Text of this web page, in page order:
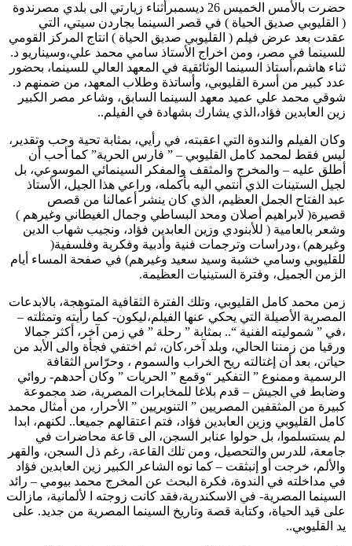
حضرت بالأمس الخميس 26 ديسمبرأثناء زيارتي الى بلدي مصرندوة
( القليوبي صديق الحياة ) في قصر السينما بجاردن سيتي، التي
عقدت بعد عرض فيلم ( القليوبي صديق الحياة ) انتاج المركز القومي
للسينما في مصر، ومن اخراج الأستاذ سامي محمد علي،وسيناريو د.
ثناء هاشم،أستاذ السينما الوثائقية في المعهد العالي للسينما، بحضور
عدد كبير من أسرة القليوبي، وأساتذة وطلاب المعهد، من ضمنهم د.
شوقي محمد علي عميد معهد السينما السابق، وشاعر مصر الكبير
زين العابدين فؤاد،الذي يشارك بشهادة في الفيلم..
وكان الفيلم والندوة التي اعقبته، في رأيي، بمثابة تحية وحب وتقدير،
ليس فقط لمحمد كامل القليوبي – ” فارس الحرية” كما أحب أن
أطلق عليه – والمخرج والمثقف والمفكر السينمائي الموسوعي، بل
لجيل الستينات الذي أنتمي اليه بأكمله، وراعي هذا الجيل، الأستاذ
عبد الفتاح الجمل العظيم، الذي كان ينشر أعمالنا من قصص
قصيرة( لابراهيم أصلان ومحد البساطي وجمال الغيطاني وغيرهم )
وشعر بالعامية ( للأبنودي وزين العابدين فؤاد، ونجيب شهاب الدين
وغيرهم) ،ودراسات وترجمات فنية وأدبية وفكرية وفلسفية(
للقليوبي وسامي خشبة وسيد سعيد وغيرهم) في صفحة المساء أيام
الزمن الجميل، وفترة الستينيات العظيمة.
زمن محمد كامل القليوبي، وتلك الفترة الثقافية المتوهجة، بالابدعات
المصرية الأصيلة التي يحكي عنها الفيلم،ليكون- كما رأيته وتمثلته –
،في ” شموليته الفنية “.. بمثابة ” رحلة ” في زمن آخر، أكثر جمالا
ورقيا من زمننا الحالي، وبلد آخر،كان، ثم اختفي فجأة والى الأبد من
حياتن، بعد أن إغتالته ريح الخراب والسموم ، وحرّاس الثقافة
الرسمية وممنوع ” التفكير “وقمع ” الحريات ” وكان أحدهم- روائي
وضابط في الجيش – قدم بلاغا للمخابرات المصرية، ضد مجموعة
كبيرة من المثقفين المصريين ” التنويريين ” الأحرار، من أمثال محمد
كامل القليوبي وزين العابدين فؤاد، فتم اعتقالهم جميعا.. لكنهم، ابدا
لم يستسلموا، بل حولوا عنابر السجن، الى قاعة محاضرات في
جامعة، للدرس والتحصيل، ومن تلك القاعة، رغم ذل السجن، والقهر
والألم، خرجت أو إنبثقت – كما نوه الشاعر الكبير زين العابدين فؤاد
في مداخلته في الندوة، فكرة البحث عن المخرج محمد بيومي – رائد
السينما المصرية- في الاسكندرية،فقد كانت زوجته ا لألمانية، مازالت
على قيد الحياة، وكتابة قصة وتاريخ السينما المصرية من جديد. على
يد القليوبي..